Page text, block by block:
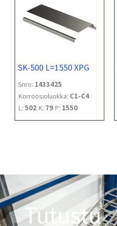
SK-500 L=1550 XPG
Snro: 1433425
Korroosioluokka: C1-C4
L: 502 K: 79 P: 1550
Tutustu